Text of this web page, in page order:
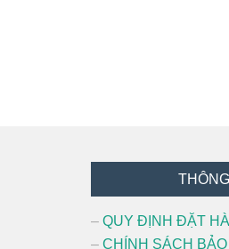
– QUY ĐỊNH ĐẶT
– CHÍNH SÁCH